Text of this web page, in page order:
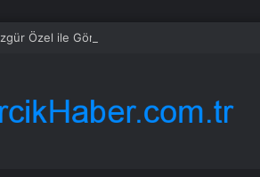
Özel ile Görüştü